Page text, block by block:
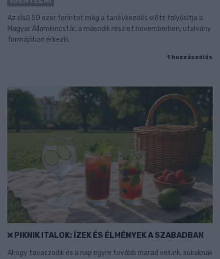
Az első 50 ezer forintot még a tanévkezdés előtt folyósítja a
Magyar Államkincstár, a második részlet novemberben, utalvány
formájában érkezik.
1 hozzászólás
PIKNIK ITALOK: ÍZEK ÉS ÉLMÉNYEK A SZABADBAN
Ahogy tavaszodik és a nap egyre tovább marad velünk, sokaknak